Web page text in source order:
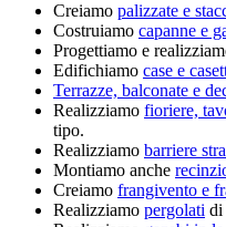
Creiamo palizzate e
Costruiamo capanne e
Progettiamo e
Edifichiamo case e
Terrazze, balconate e
Realizziamo fioriere,
tipo.
Realizziamo barriere
Montiamo anche
Creiamo frangivento e
Realizziamo pergolati di